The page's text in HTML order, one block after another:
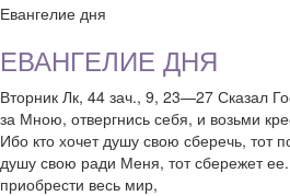
Евангелие дня
ЕВАНГЕЛИЕ ДНЯ
Вторник Лк, 44 зач., 9, 23—27 Сказал
за Мною, отвергнись себя, и возьми
Ибо кто хочет душу свою сберечь, тот
душу свою ради Меня, тот сбережет
приобрести весь мир,